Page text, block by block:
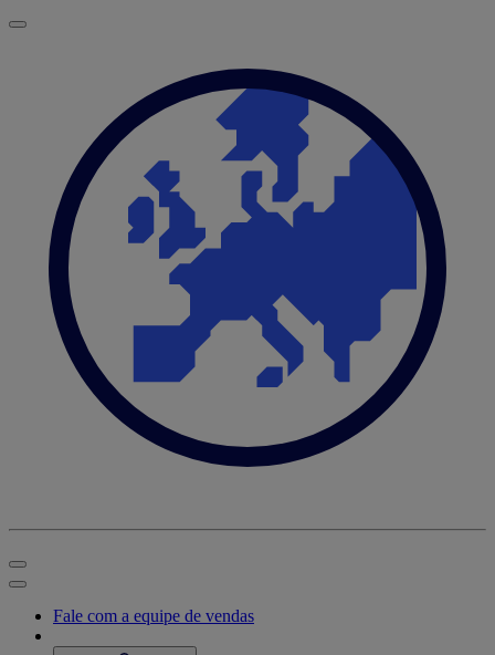
Fale com a equipe de vendas